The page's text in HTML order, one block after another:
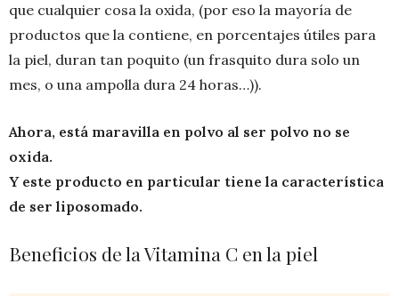
que cualquier cosa la oxida, (por eso la mayoría de
productos que la contiene, en porcentajes útiles para
la piel, duran tan poquito (un frasquito dura solo un
mes, o una ampolla dura 24 horas…)).
Ahora, está maravilla en polvo al ser polvo no se
oxida.
Y este producto en particular tiene la característica
de ser liposomado.
Beneficios de la Vitamina C en la piel